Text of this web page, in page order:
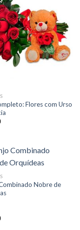
Flores com Urso
Nobre de